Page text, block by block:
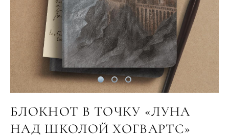
БЛОКНОТ В ТОЧКУ «ЛУНА
НАД ШКОЛОЙ ХОГВАРТС»